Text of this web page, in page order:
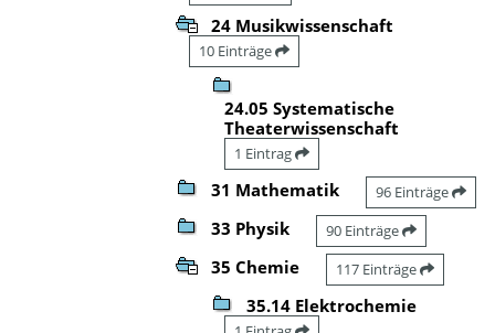
24 Musikwissenschaft
10 Einträge
24.05 Systematische
Theaterwissenschaft
1 Eintrag
31 Mathematik 96 Einträge
33 Physik 90 Einträge
35 Chemie 117 Einträge
35.14 Elektrochemie